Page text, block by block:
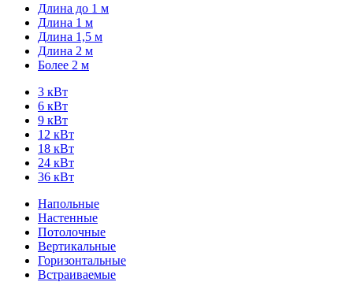
Длина до 1 м
Длина 1 м
Длина 1,5 м
Длина 2 м
Более 2 м
3 кВт
6 кВт
9 кВт
12 кВт
18 кВт
24 кВт
36 кВт
Напольные
Настенные
Потолочные
Вертикальные
Горизонтальные
Встраиваемые